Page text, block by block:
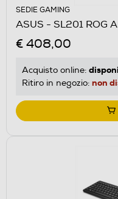
SEDIE GAMING
ASUS - SL201 ROG
€ 408,00
Acquisto online:
Ritiro in negozio: non